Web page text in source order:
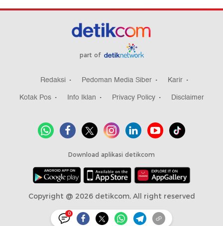
0
part of
Redaksi Pedoman Media Siber
Karir
Kotak Pos
Info Iklan Privacy Policy Disclaimer
Download aplikasi detikcom
Copyright @ 2026 detikcom, All right reserved